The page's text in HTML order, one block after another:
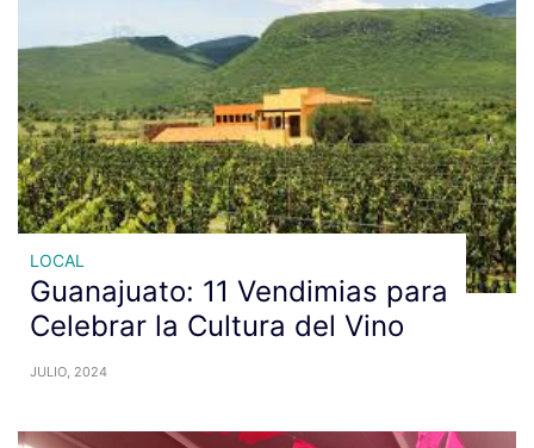
LOCAL
Guanajuato: 11 Vendimias para
Celebrar la Cultura del Vino
JULIO, 2024